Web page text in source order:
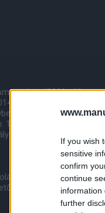
If you wish
sensitive
confirm
continue
information
further
(2009-tõl)
ig
5
center illetve bal
talán pont a
elég csekély.